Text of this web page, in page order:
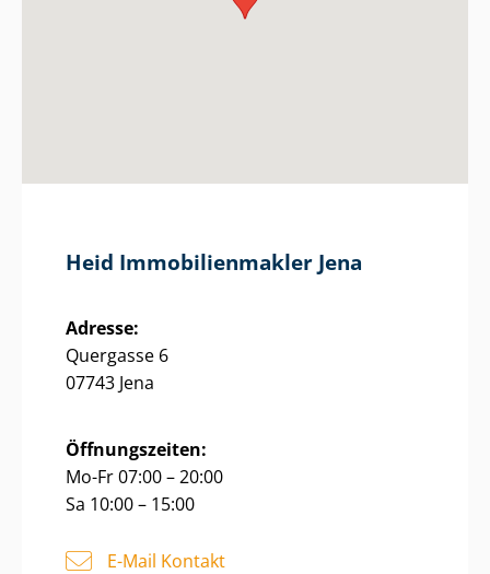
Heid Im­mo­bi­li­en­mak­ler Jena
Adresse:
Quergasse 6
07743 Jena
Öffnungszeiten:
Mo-Fr 07:00 – 20:00
Sa 10:00 – 15:00
E-Mail Kontakt